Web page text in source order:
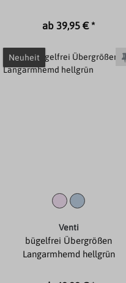
ab 39,95 € *
Neuheit
Venti
bügelfrei Übergrößen
Langarmhemd hellgrün